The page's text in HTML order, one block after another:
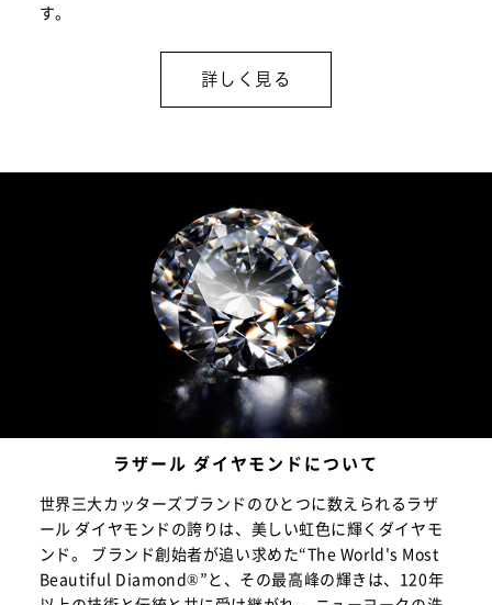
す。
詳しく見る
ラザール ダイヤモンドについて
世界三大カッターズブランドのひとつに数えられるラザ
ール ダイヤモンドの誇りは、美しい虹色に輝くダイヤモ
ンド。 ブランド創始者が追い求めた“The World's Most
Beautiful Diamond®”と、その最高峰の輝きは、120年